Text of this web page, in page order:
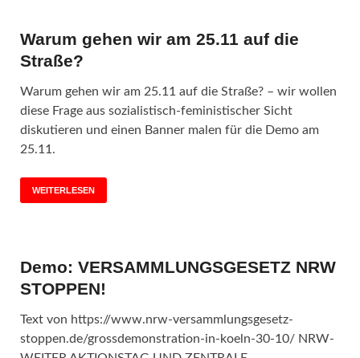
Warum gehen wir am 25.11 auf die
Straße?
Warum gehen wir am 25.11 auf die Straße? – wir wollen
diese Frage aus sozialistisch-feministischer Sicht
diskutieren und einen Banner malen für die Demo am
25.11.
WEITERLESEN
Demo: VERSAMMLUNGSGESETZ NRW
STOPPEN!
Text von https://www.nrw-versammlungsgesetz-
stoppen.de/grossdemonstration-in-koeln-30-10/ NRW-